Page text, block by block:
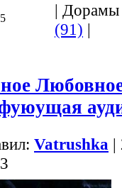
|
(91) |
Vatrushka |